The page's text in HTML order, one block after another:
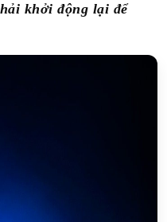
khởi động lại để